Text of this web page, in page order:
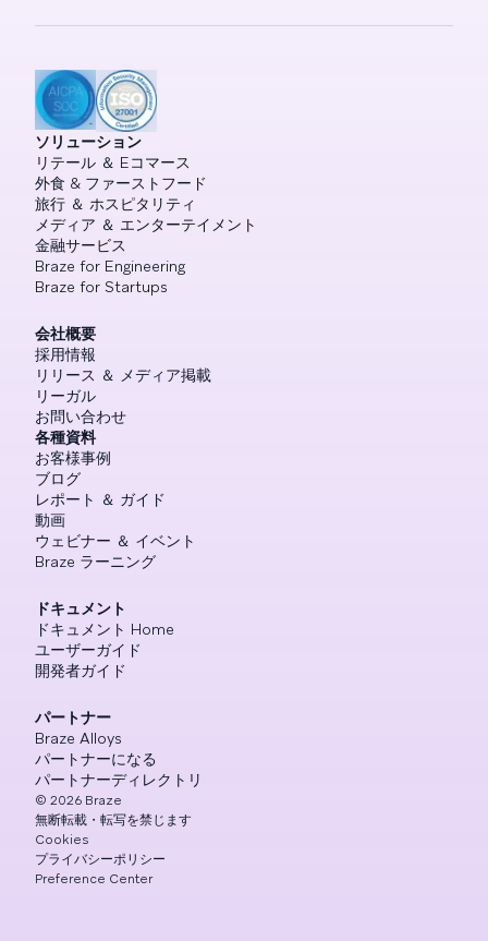
ソリューション
リテール ＆ Eコマース
外食 & ファーストフード
旅行 ＆ ホスピタリティ
メディア ＆ エンターテイメント
金融サービス
Braze for Engineering
Braze for Startups
会社概要
採用情報
リリース ＆ メディア掲載
リーガル
お問い合わせ
各種資料
お客様事例
ブログ
レポート ＆ ガイド
動画
ウェビナー ＆ イベント
Braze ラーニング
ドキュメント
ドキュメント Home
ユーザーガイド
開発者ガイド
パートナー
Braze Alloys
パートナーになる
パートナーディレクトリ
© 2026 Braze
無断転載・転写を禁じます
Cookies
プライバシーポリシー
Preference Center